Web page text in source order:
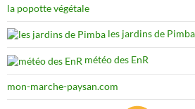
la popotte végétale
les jardins de Pimba
météo des EnR
mon-marche-paysan.com